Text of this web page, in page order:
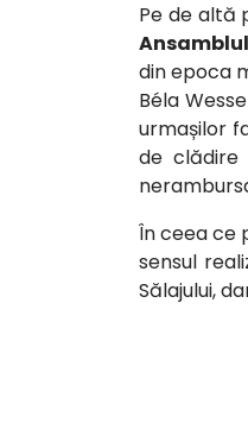
Pe de altă
din epoca
Béla
urmașilor
de clădire
În ceea ce
sensul
Sălajului,